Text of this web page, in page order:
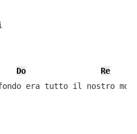
Do
Re
era tutto il nostro